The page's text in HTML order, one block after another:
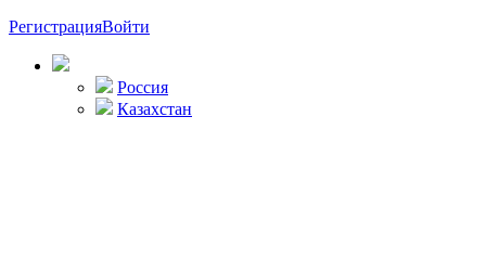
РегистрацияВойти
Россия
Казахстан